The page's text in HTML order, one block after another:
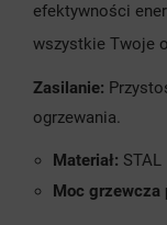
efektywności
wszystkie Twoje
Zasilanie:
ogrzewania.
Materiał: STAL
Moc grzewcza